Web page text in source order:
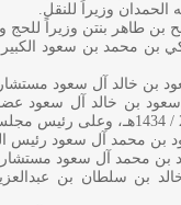
الحمدان وزيراً للنقل.
بن طاهر بنتن وزيراً للحج
بن محمد بن سعود
بن خالد آل سعود
بن خالد آل سعود
بن محمد آل سعود رئيس
بن محمد آل سعود مستشاراً
بن سلطان بن